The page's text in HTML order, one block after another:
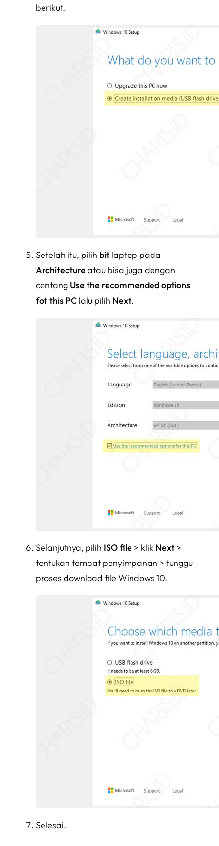
berikut.
Setelah itu, pilih bit laptop pada
Architectureatau bisa juga dengan
centang Use the recommended options
fot this PC lalu pilih Next.
Selanjutnya, pilih ISO file > klik Next >
tentukan tempat penyimpanan > tunggu
proses download file Windows 10.
Selesai.